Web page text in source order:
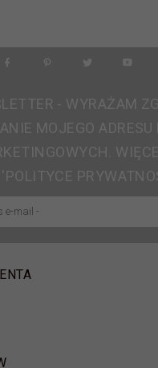
- WYRAŻAM
MOJEGO ADRESU